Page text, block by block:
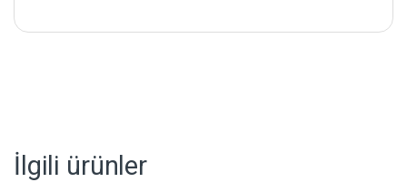
İlgili ürünler